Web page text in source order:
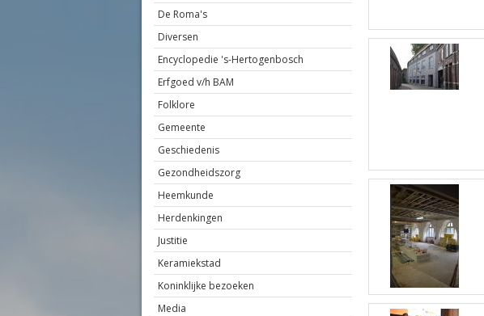
De Roma's
Diversen
Encyclopedie 's-Hertogenbosch
Erfgoed v/h BAM
Folklore
Gemeente
Geschiedenis
Gezondheidszorg
Heemkunde
Herdenkingen
Justitie
Keramiekstad
Koninklijke bezoeken
Media